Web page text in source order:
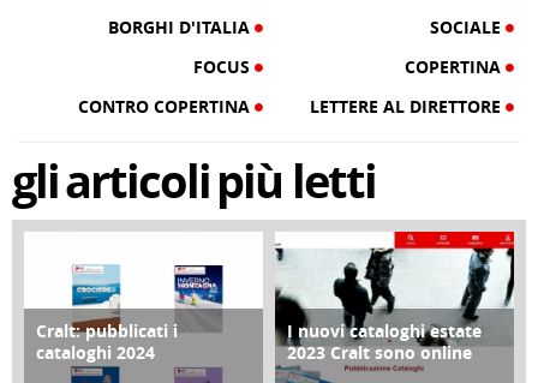
BORGHI D'ITALIA
SOCIALE
FOCUS
COPERTINA
CONTRO COPERTINA
LETTERE AL DIRETTORE
gliarticolipiù letti
COPERTINA
Cralt: pubblicati i
cataloghi 2024
CONTRO COPERTINA
I nuovi cataloghi estate
2023 Cralt sono online